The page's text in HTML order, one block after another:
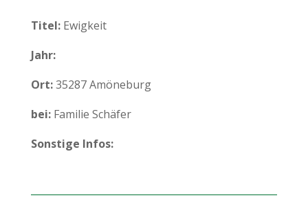
Titel: Ewigkeit
Jahr:
Ort:35287 Amöneburg
bei:Familie Schäfer
Sonstige Infos: